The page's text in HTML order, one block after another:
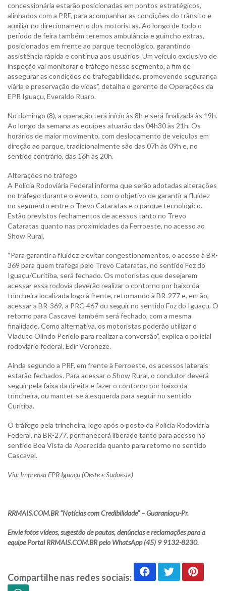
concessionária estarão posicionadas em pontos estratégicos,
alinhados com a PRF, para acompanhar as condições do trânsito e
auxiliar no direcionamento dos motoristas. Ao longo de todo o
período de feira também teremos ambulância e guincho extras,
posicionados em frente ao parque tecnológico, garantindo
assistência rápida e contínua aos usuários. Um veículo exclusivo de
inspeção vai monitorar o tráfego nesse segmento, a fim de
assegurar as condições de trafegabilidade, promovendo segurança
viária e preservação de vidas”, detalha o gerente de Operações da
EPR Iguaçu, Everaldo Ruaro.
No domingo (8), a operação terá início às 8h e será finalizada às 19h.
Ao longo da semana as equipes atuarão das 04h30 às 21h. Os
horários de maior movimento, com deslocamento de veículos em
direção ao parque, tradicionalmente são das 07h às 09h e, no
sentido contrário, das 16h às 20h.
Alterações no tráfego
A Polícia Rodoviária Federal informa que serão adotadas alterações
no tráfego durante o evento, com o objetivo de garantir a fluidez
no segmento entre o Trevo Cataratas e o parque tecnológico.
Estão previstos fechamentos de acessos tanto no Trevo
Cataratas quanto nas proximidades da Ferroeste, no acesso ao
Show Rural.
“Para garantir a fluidez e evitar congestionamentos, o acesso à BR-
369 para quem trafega pelo Trevo Cataratas, no sentido Foz do
Iguaçu/Curitiba, será fechado. Os motoristas que desejarem
acessar essa rodovia deverão realizar o contorno por baixo da
trincheira localizada logo à frente, retornando à BR-277 e, então,
acessar a BR-369, a PRC-467 ou seguir no sentido Foz do Iguaçu. O
retorno para Cascavel também será fechado, com a mesma
finalidade. Como alternativa, os motoristas poderão utilizar o
Viaduto Olindo Periolo para realizar a conversão”, explica o policial
rodoviário federal, Edir Veroneze.
Ainda segundo a PRF, em frente à Ferroeste, os acessos laterais
estarão fechados. Para acessar o Show Rural, o condutor deverá
seguir pela faixa da direita e fazer o contorno por baixo da
trincheira, ou manter-se à esquerda para seguir no sentido
Curitiba.
O tráfego pela trincheira, logo após o posto da Polícia Rodoviária
Federal, na BR-277, permanecerá liberado tanto para acesso no
sentido Boa Vista da Aparecida quanto para retorno no sentido
Cascavel.
Via: Imprensa EPR Iguaçu (Oeste e Sudoeste)
RRMAIS.COM.BR “Notícias com Credibilidade” – Guaraniaçu-Pr.
Envie fotos vídeos, sugestão de pautas, denúncias e reclamações para a
equipe Portal RRMAIS.COM.BR pelo WhatsApp (45) 9 9132-8230.
Compartilhe nas redes sociais: